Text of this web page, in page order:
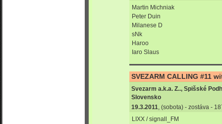
Martin Michniak
Peter Duin
Milanese D
sNk
Haroo
Iaro Slaus
SVEZARM CALLING #11
Svezarm a.k.a. Z.., Spišské
Slovensko
19.3.2011, (sobota) - zostáva -
LIXX / signall_FM